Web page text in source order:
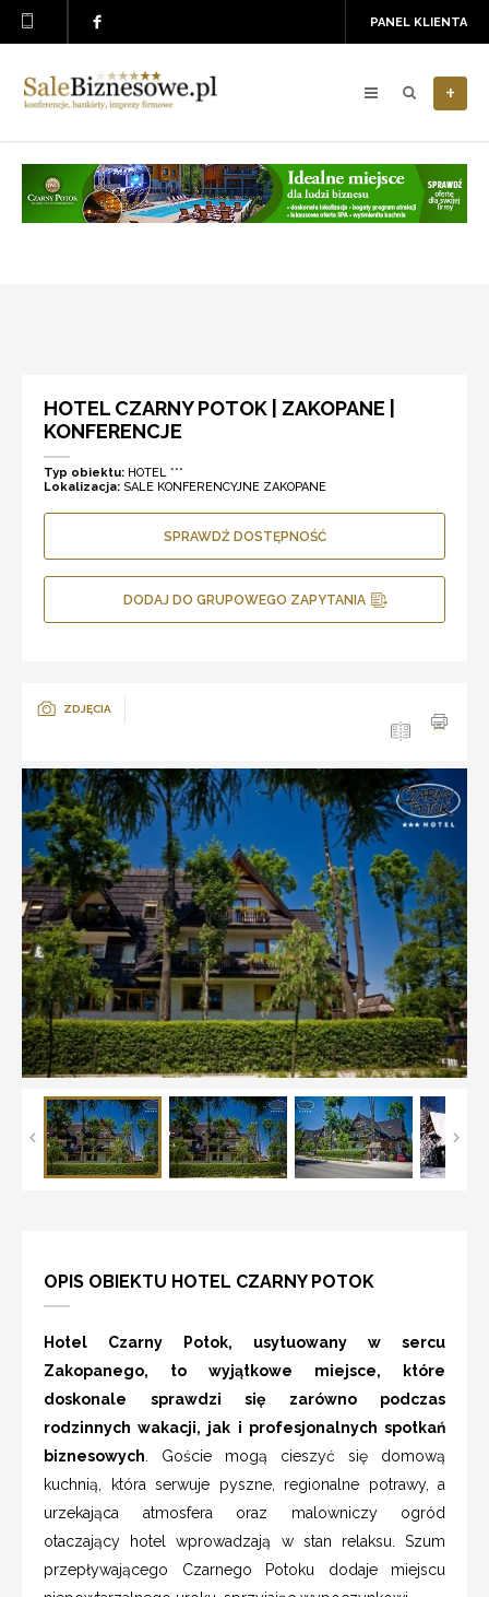
PANEL KLIENTA
+
HOTEL CZARNY POTOK | ZAKOPANE |
KONFERENCJE
Typ obiektu: HOTEL ***
Lokalizacja: SALE KONFERENCYJNE ZAKOPANE
SPRAWDŹ DOSTĘPNOŚĆ
DODAJ DO GRUPOWEGO ZAPYTANIA
ZDJĘCIA
OPIS OBIEKTU HOTEL CZARNY POTOK
Hotel Czarny Potok, usytuowany w sercu
Zakopanego, to wyjątkowe miejsce, które
doskonale sprawdzi się zarówno podczas
rodzinnych wakacji, jak i profesjonalnych spotkań
biznesowych . Goście mogą cieszyć się domową
kuchnią, która serwuje pyszne, regionalne potrawy, a
urzekająca atmosfera oraz malowniczy ogród
otaczający hotel wprowadzają w stan relaksu. Szum
przepływającego Czarnego Potoku dodaje miejscu